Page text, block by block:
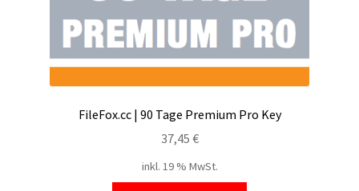
FileFox.cc | 90 Tage Premium Pro Key
37,45 €
inkl. 19 % MwSt.